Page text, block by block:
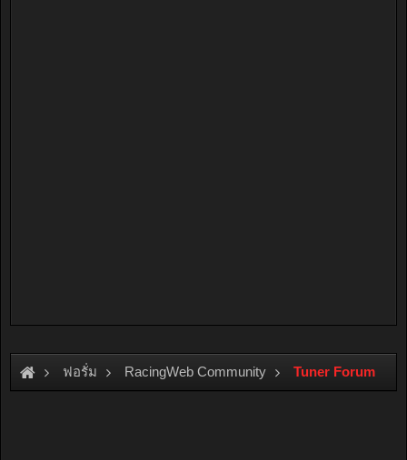
ฟอรั่ม RacingWeb Community Tuner Forum